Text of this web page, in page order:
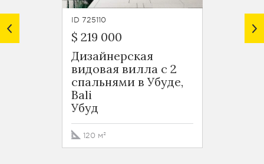
ID 725110
$ 219 000
Дизайнерская
видовая вилла с 2
спальнями в Убуде,
Bali
Убуд
120 м²
$